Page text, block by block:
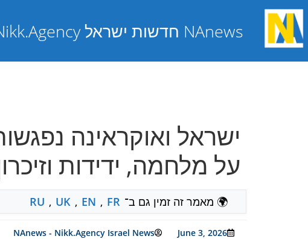
NAnews חדשות ישראל Nikk.Agency
ישראל ואוקראינה
על מלחמה, ידידות
🌍 מאמר זה זמין גם ב־ RU , UK , EN , FR
June 3, 2026
NAnews - Nikk.Agency Israel News